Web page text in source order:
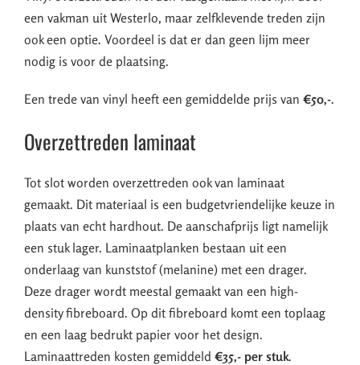
een vakman uit Westerlo, maar zelfklevende treden zijn
ook een optie. Voordeel is dat er dan geen lijm meer
nodig is voor de plaatsing.
Een trede van vinyl heeft een gemiddelde prijs van €50,-.
Overzettreden laminaat
Tot slot worden overzettreden ook van laminaat
gemaakt. Dit materiaal is een budgetvriendelijke keuze in
plaats van echt hardhout. De aanschafprijs ligt namelijk
een stuk lager. Laminaatplanken bestaan uit een
onderlaag van kunststof (melanine) met een drager.
Deze drager wordt meestal gemaakt van een high-
density fibreboard. Op dit fibreboard komt een toplaag
en een laag bedrukt papier voor het design.
Laminaattreden kosten gemiddeld €35,- per stuk.